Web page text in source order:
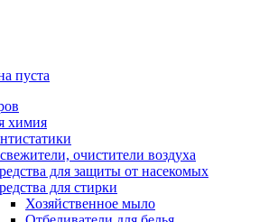
пуста
химия
очистители воздуха
для защиты от насекомых
для стирки
Хозяйственное мыло